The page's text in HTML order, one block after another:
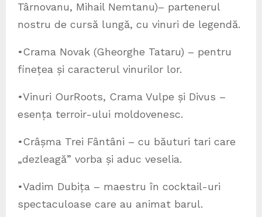
Târnovanu, Mihail Nemtanu)– partenerul
nostru de cursă lungă, cu vinuri de legendă.
•Crama Novak (Gheorghe Tataru) – pentru
finețea și caracterul vinurilor lor.
•Vinuri OurRoots, Crama Vulpe și Divus –
esența terroir-ului moldovenesc.
•Crâșma Trei Fântâni – cu băuturi tari care
„dezleagă” vorba și aduc veselia.
•Vadim Dubița – maestru în cocktail-uri
spectaculoase care au animat barul.